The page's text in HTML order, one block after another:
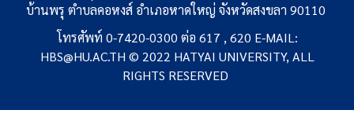
บ้านพรุ ตำบลคอหงส์ อำเภอหาดใหญ่ จังหวัดสงขลา 90110
โทรศัพท์ 0-7420-0300 ต่อ 617 , 620 E-MAIL:
HBS@HU.AC.TH © 2022 HATYAI UNIVERSITY, ALL
RIGHTS RESERVED